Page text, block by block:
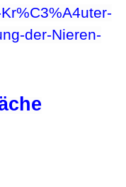
der-Nieren-